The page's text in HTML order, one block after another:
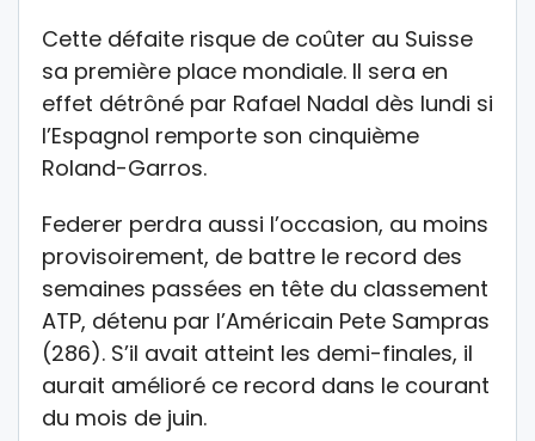
Cette défaite risque de coûter au Suisse
sa première place mondiale. Il sera en
effet détrôné par Rafael Nadal dès lundi si
l’Espagnol remporte son cinquième
Roland-Garros.
Federer perdra aussi l’occasion, au moins
provisoirement, de battre le record des
semaines passées en tête du classement
ATP, détenu par l’Américain Pete Sampras
(286). S’il avait atteint les demi-finales, il
aurait amélioré ce record dans le courant
du mois de juin.